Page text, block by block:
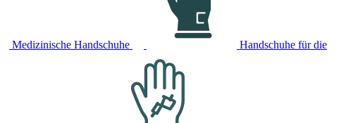
Medizinische Handschuhe Handschuhe für die